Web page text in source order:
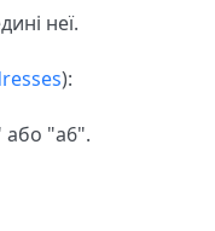
неї.
):
або "a6".